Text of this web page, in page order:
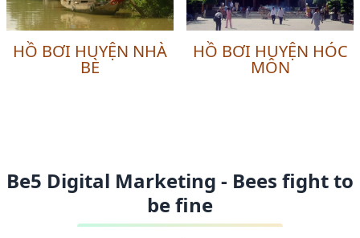
HỒ BƠI HUYỆN NHÀ
BÈ
HỒ BƠI HUYỆN HÓC
MÔN
Be5 Digital Marketing - Bees fight to
be fine